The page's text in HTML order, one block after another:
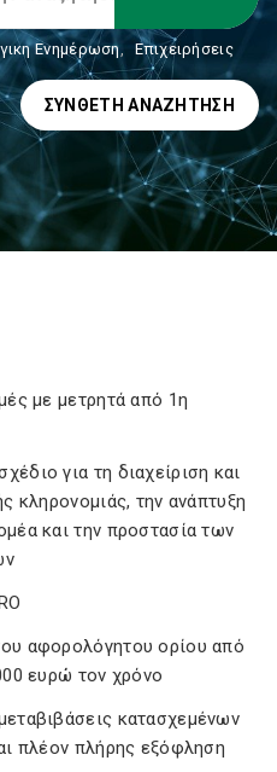
Ενημέρωση, Επιχειρήσεις
ΣΎΝΘΕΤΗ ΑΝΑΖΉΤΗΣΗ
με μετρητά από 1η
για τη διαχείριση και
κληρονομιάς, την ανάπτυξη
και την προστασία των
αφορολόγητου ορίου από
ευρώ τον χρόνο
κατασχεμένων
πλέον πλήρης εξόφληση